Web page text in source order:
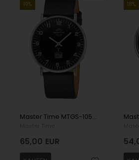
19%
Master Time MTGS-10560-22L Radio Controlled Advanced Series Men's 40mm Wristwatch
65,00 EUR
18%